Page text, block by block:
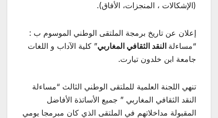
(الإشكالات ، المنجزات، الأفاق).
إعلان عن تاريخ برمجة الملتقى الوطني الموسوم ب :
“مساءلة النقد الثقافي المغاربي” كلية الآداب و اللغات
جامعة ابن خلدون تيارت.
تنهي اللجنة العلمية للملتقى الوطني الثالث “مساءلة
النقد الثقافي المغاربي ” جميع الأساتذة الأفاضل
المقبولة مداخلاتهم في الملتقى الذي كان مبرمجا يومي